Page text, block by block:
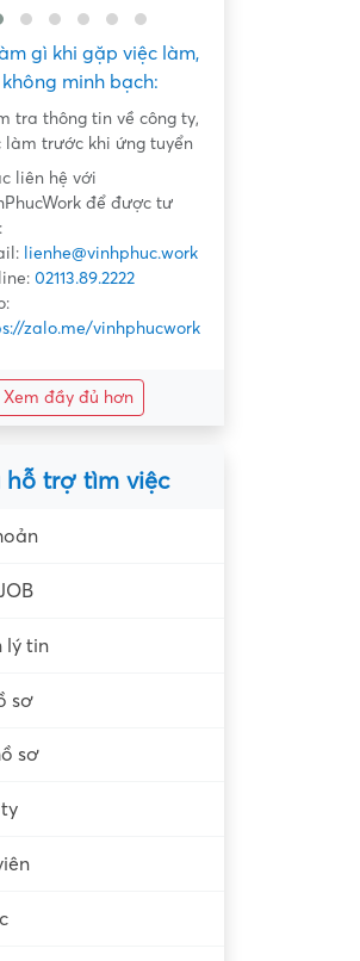
gì khi gặp việc làm,
minh bạch:
tra thông tin về công ty,
làm trước khi ứng tuyển
liên hệ với
để được tư
lienhe@vinhphuc.work
02113.89.2222
zalo.me/vinhphucwork
Xem đầy đủ hơn
hỗ trợ tìm việc
lý tin
sơ
sơ